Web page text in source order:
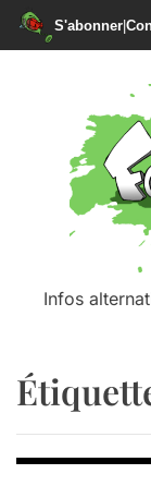
S'abonner|
Infos